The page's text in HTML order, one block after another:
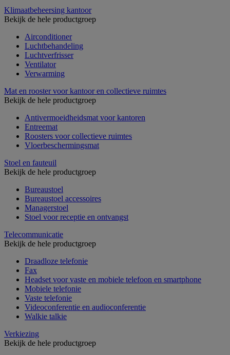
Klimaatbeheersing kantoor
Bekijk de hele productgroep
Airconditioner
Luchtbehandeling
Luchtverfrisser
Ventilator
Verwarming
Mat en rooster voor kantoor en collectieve ruimtes
Bekijk de hele productgroep
Antivermoeidheidsmat voor kantoren
Entreemat
Roosters voor collectieve ruimtes
Vloerbeschermingsmat
Stoel en fauteuil
Bekijk de hele productgroep
Bureaustoel
Bureaustoel accessoires
Managerstoel
Stoel voor receptie en ontvangst
Telecommunicatie
Bekijk de hele productgroep
Draadloze telefonie
Fax
Headset voor vaste en mobiele telefoon en smartphone
Mobiele telefonie
Vaste telefonie
Videoconferentie en audioconferentie
Walkie talkie
Verkiezing
Bekijk de hele productgroep